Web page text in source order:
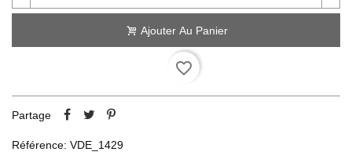
Ajouter Au Panier
favorite_border
Partage
Référence: VDE_1429